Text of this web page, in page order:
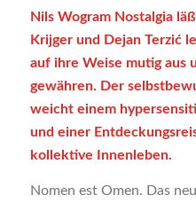
Nils Wogram Nostalgia
Krijger und Dejan Terzić
auf ihre Weise mutig aus
gewähren. Der
weicht einem
und einer
kollektive Innenleben.
Nomen est Omen. Das